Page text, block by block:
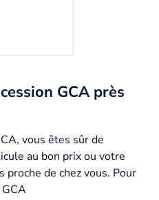
GCA près
vous êtes sûr de
au bon prix ou votre
de chez vous. Pour